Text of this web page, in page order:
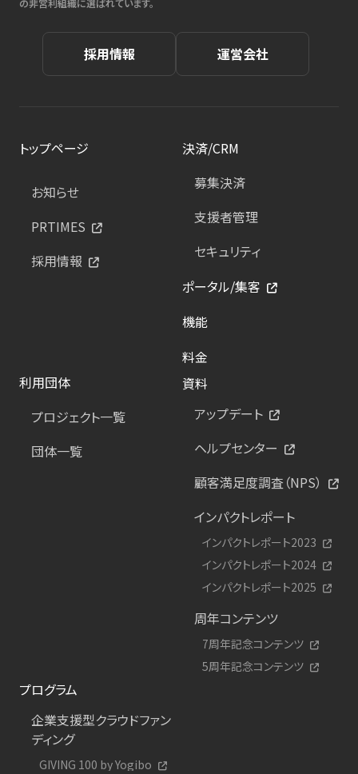
採用情報 運営会社
トップページ
お知らせ
PRTIMES
採用情報
決済/CRM
募集決済
支援者管理
セキュリティ
ポータル/集客
機能
料金
利用団体
プロジェクト一覧
団体一覧
資料
アップデート
ヘルプセンター
顧客満足度調査（NPS）
インパクトレポート
インパクトレポート2023
インパクトレポート2024
インパクトレポート2025
周年コンテンツ
7周年記念コンテンツ
5周年記念コンテンツ
プログラム
企業支援型クラウドファン
ディング
GIVING 100 by Yogibo